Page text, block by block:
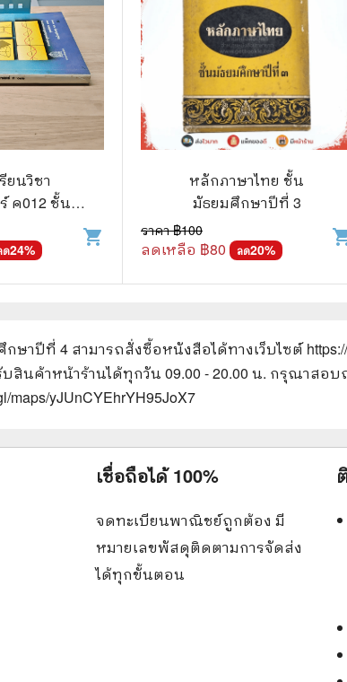
ยนวิชา
ค012 ชั้น
อนปลาย
ด24%
shopping_cart
หลักภาษาไทย ชั้น
มัธยมศึกษาปีที่ 3
ราคา ฿100
ลดเหลือ ฿80 ลด20%
กษาปีที่ 4 สามารถสั่งซื้อหนังสือได้ทางเว็บไซต์
รับสินค้าหน้าร้านได้ทุกวัน 09.00 - 20.00 น. กรุณาส
yJUnCYEhrYH95JoX7
เชื่อถือได้ 100%
จดทะเบียนพาณิชย์ถูกต้อง มี
หมายเลขพัสดุติดตามการจัดส่ง
ได้ทุกขั้นตอน